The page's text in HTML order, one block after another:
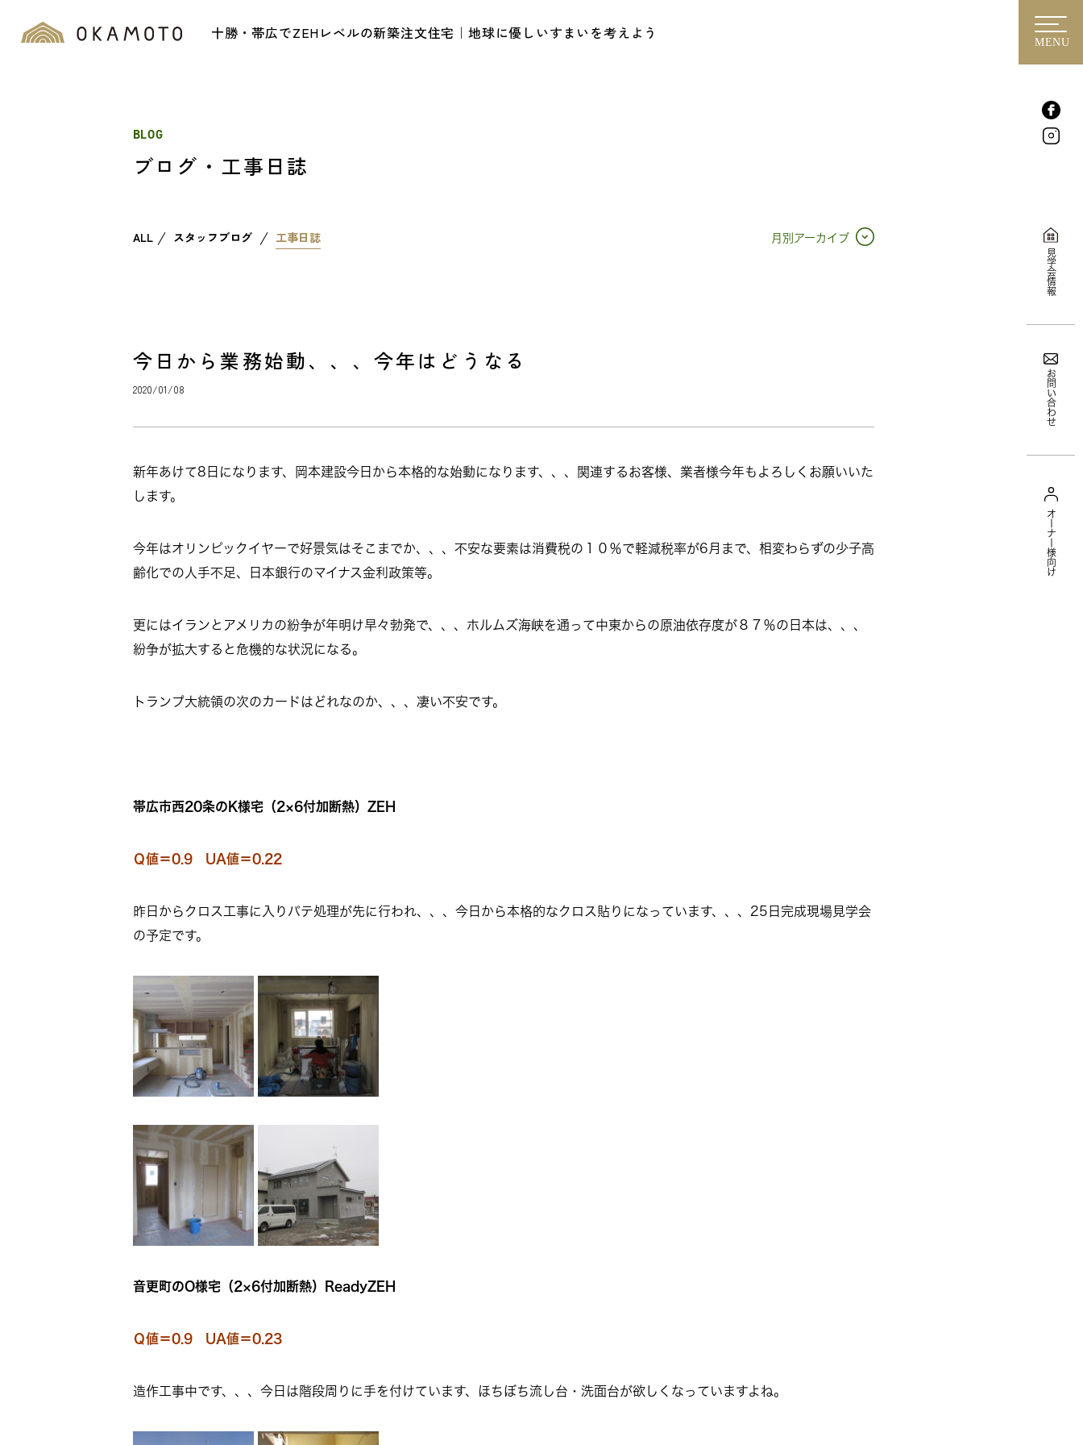
十勝・帯広でZEHレベルの新築注文住宅｜地球に優しいすまいを考えよう
MENU
見学会情報
お問い合わせ
オーナー様向け
BLOG
ブログ・工事日誌
ALL スタッフブログ 工事日誌 月別アーカイブ
今日から業務始動、、、今年はどうなる
2020/01/08
新年あけて8日になります、岡本建設今日から本格的な始動になります、、、関連するお客様、業者様今年もよろしくお願いいた
します。
今年はオリンピックイヤーで好景気はそこまでか、、、不安な要素は消費税の１０％で軽減税率が6月まで、相変わらずの少子高
齢化での人手不足、日本銀行のマイナス金利政策等。
更にはイランとアメリカの紛争が年明け早々勃発で、、、ホルムズ海峡を通って中東からの原油依存度が８７％の日本は、、、
紛争が拡大すると危機的な状況になる。
トランプ大統領の次のカードはどれなのか、、、凄い不安です。
帯広市西20条のK様宅（2×6付加断熱）ZEH
Ｑ値＝0.9 UA値＝0.22
昨日からクロス工事に入りパテ処理が先に行われ、、、今日から本格的なクロス貼りになっています、、、25日完成現場見学会
の予定です。
音更町のO様宅（2×6付加断熱）ReadyZEH
Ｑ値＝0.9 UA値＝0.23
造作工事中です、、、今日は階段周りに手を付けています、ほちぼち流し台・洗面台が欲しくなっていますよね。